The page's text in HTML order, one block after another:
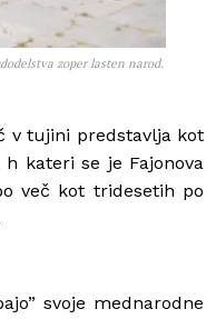
zoper lasten narod.
v tujini predstavlja kot
kateri se je Fajonova
več kot tridesetih po
svoje mednarodne